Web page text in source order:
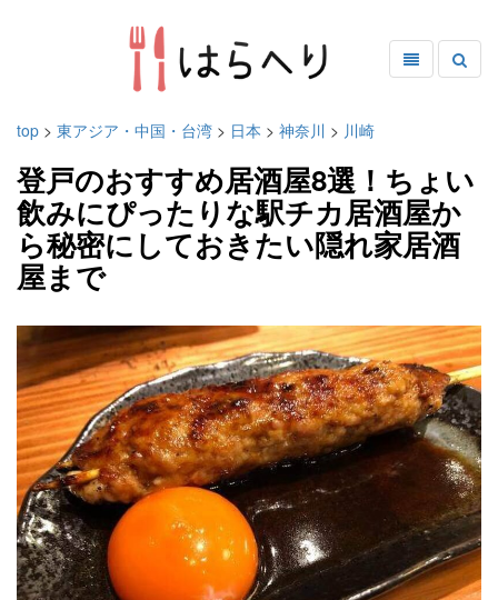
top > 東アジア・中国・台湾 > 日本 > 神奈川 > 川崎
登戸のおすすめ居酒屋8選！ちょい
飲みにぴったりな駅チカ居酒屋か
ら秘密にしておきたい隠れ家居酒
屋まで